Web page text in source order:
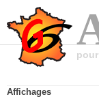
Affichages